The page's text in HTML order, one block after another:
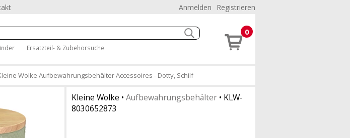
Anmelden Registrieren
Ersatzteil- & Zubehörsuche
0
Wolke Aufbewahrungsbehälter Accessoires - Dotty, Schilf
Kleine Wolke • Aufbewahrungsbehälter• KLW-
8030652873